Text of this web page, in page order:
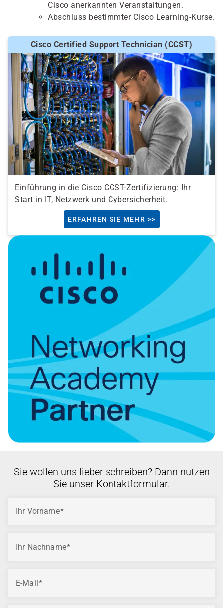
Cisco anerkannten Veranstaltungen.
Abschluss bestimmter Cisco Learning-Kurse.
Cisco Certified Support Technician (CCST)
Einführung in die Cisco CCST-Zertifizierung: Ihr
Start in IT, Netzwerk und Cybersicherheit.
ERFAHREN SIE MEHR >>
Sie wollen uns lieber schreiben? Dann nutzen
Sie unser Kontaktformular.
Ihr Vorname
Ihr Nachname
E-Mail